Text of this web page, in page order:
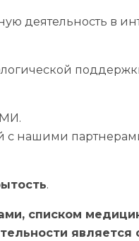
деятельность в
нашими
.
списком
является